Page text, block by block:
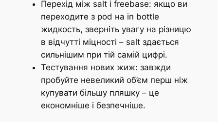
Перехід між salt і freebase: якщо ви
переходите з pod на in bottle
жидкость, зверніть увагу на різницю
в відчутті міцності – salt здається
сильнішим при тій самій цифрі.
Тестування нових жиж: завжди
пробуйте невеликий об’єм перш ніж
купувати більшу пляшку – це
економніше і безпечніше.